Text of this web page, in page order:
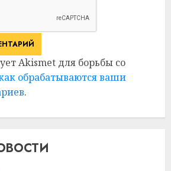
Akismet для борьбы со
обрабатываются ваши
.